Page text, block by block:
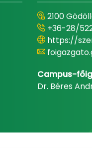
2100
+36-28/
https://
Campus-
Dr. Béres